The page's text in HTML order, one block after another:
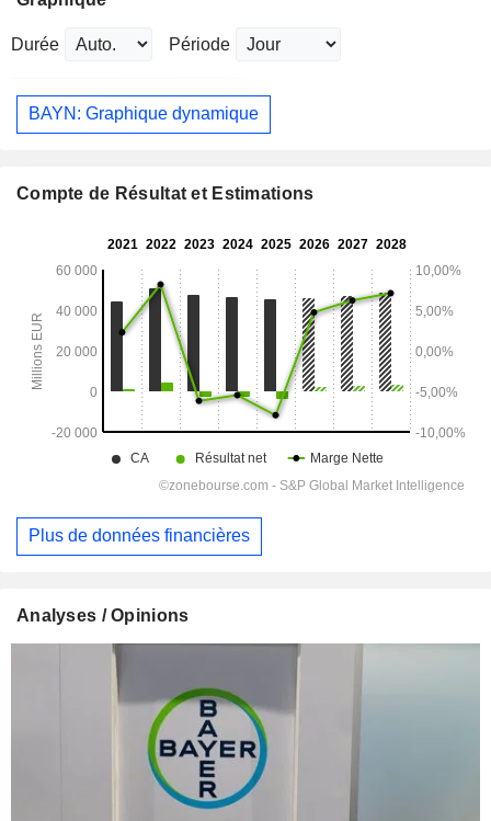
Durée Période
BAYN: Graphique dynamique
Compte de Résultat et Estimations
Plus de données financières
Analyses / Opinions